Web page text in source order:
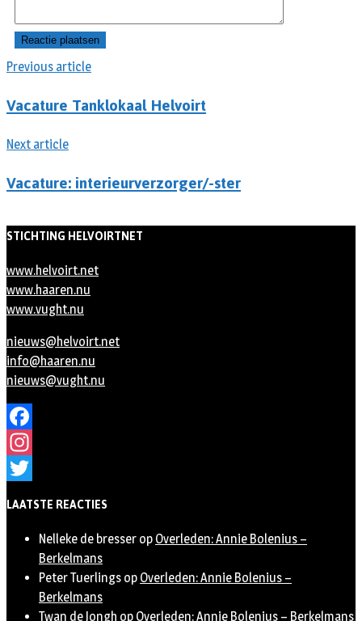
Previous article
Vacature Tanklokaal Helvoirt
Next article
Vacature: interieurverzorger/-ster
STICHTING HELVOIRTNET
www.helvoirt.net
www.haaren.nu
www.vught.nu
nieuws@helvoirt.net
info@haaren.nu
nieuws@vught.nu
Facebook
Instagram
LAATSTE REACTIES
Nelleke de bresser op Overleden: Annie Bolenius –
Berkelmans
Peter Tuerlings op Overleden: Annie Bolenius –
Berkelmans
Twan de Jongh op Overleden: Annie Bolenius – Berkelmans